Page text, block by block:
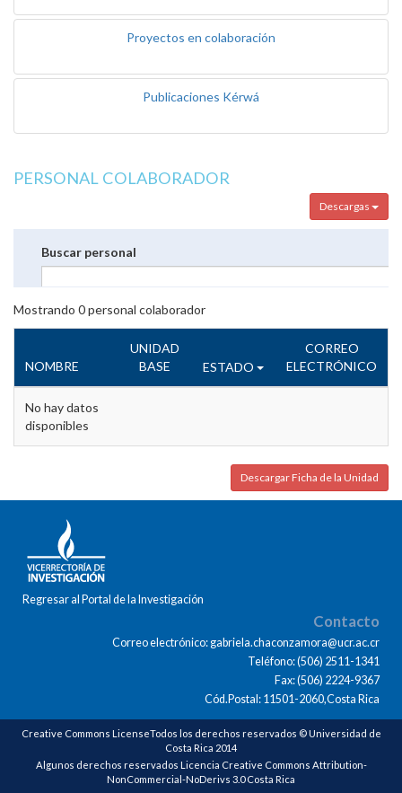
Proyectos en colaboración
Publicaciones Kérwá
PERSONAL COLABORADOR
Descargas
Buscar personal
Mostrando 0personal colaborador
NOMBRE
UNIDAD
BASE
ESTADO
CORREO
ELECTRÓNICO
No hay datos
disponibles
Descargar Ficha de la Unidad
Regresar al Portal de la Investigación
Contacto
Correo electrónico: gabriela.chaconzamora@ucr.ac.cr
Teléfono: (506) 2511-1341
Fax: (506) 2224-9367
Cód.Postal: 11501-2060,Costa Rica
Creative Commons LicenseTodos los derechos reservados © Universidad de
Costa Rica 2014
Algunos derechos reservados Licencia Creative Commons Attribution-
NonCommercial-NoDerivs 3.0 Costa Rica